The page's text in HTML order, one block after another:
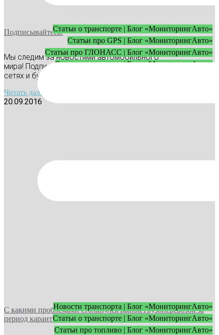
Статьи о транспорте | Блог «МониторингАвто»
Статьи про GPS | Блог «МониторингАвто»
Статьи про ГЛОНАСС | Блог «МониторингАвто»
Экспертное мнение | Блог «МониторингАвто»
Подписывайтесь!
Мы следим за новостями автомобильного
мира! Подписывайтесь на наши группы в социальных
сетях и будьте в курсе!
Читать далее »
20.09.2016
Новости транспорта | Блог «МониторингАвто»
Статьи о транспорте | Блог «МониторингАвто»
Статьи про топливо | Блог «МониторингАвто»
С какими проблемами столкнулся рынок грузоперевозок за
период карантина?